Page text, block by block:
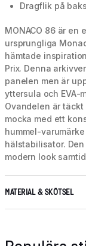
Dragflik på
MONACO 86 är
ursprungliga
hämtade
Prix. Denna
panelen men är
yttersula och EVA-
Ovandelen är
mocka med ett
hummel-
hälstabilisator.
modern look
MATERIAL & SKÖTSEL